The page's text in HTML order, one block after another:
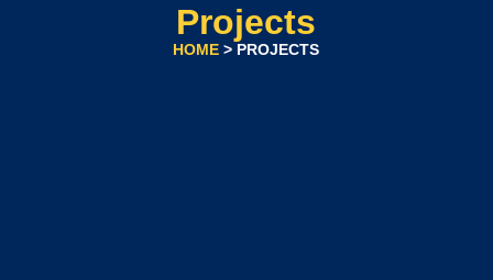
Projects
HOME > PROJECTS